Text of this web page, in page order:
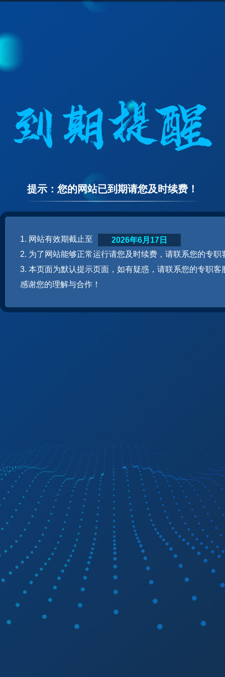
提示：您的网站已到期请您及时续费！
1. 网站有效期截止至
2. 为了网站能够正常运行请您及时续费，请联系您的专职
3. 本页面为默认提示页面，如有疑惑，请联系您的专职客
感谢您的理解与合作！
2026年6月17日